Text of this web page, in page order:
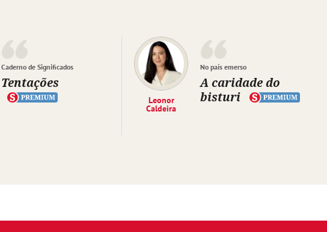
Caderno de Significados
Tentações
Leonor
Caldeira
No país emerso
A caridade do
bisturi